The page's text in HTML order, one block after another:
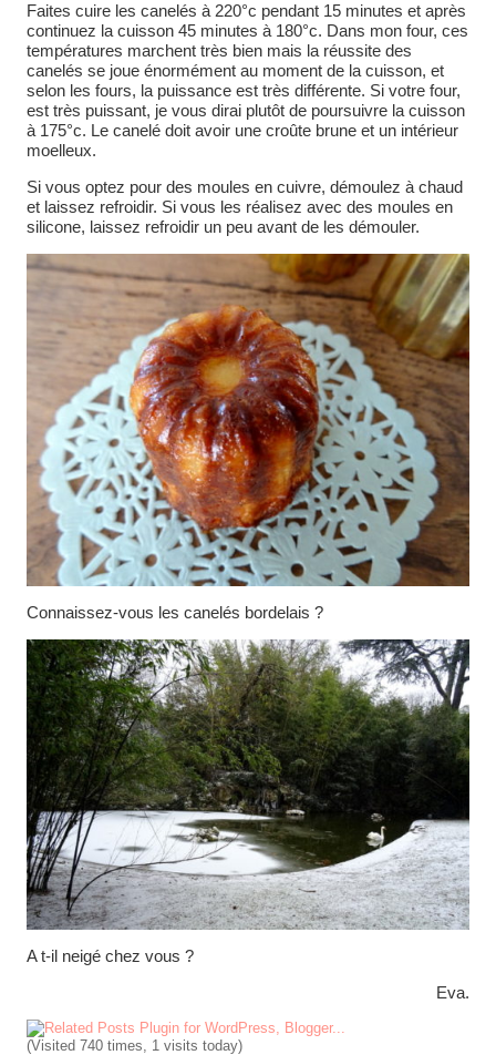
Faites cuire les canelés à 220°c pendant 15 minutes et après
continuez la cuisson 45 minutes à 180°c. Dans mon four, ces
températures marchent très bien mais la réussite des
canelés se joue énormément au moment de la cuisson, et
selon les fours, la puissance est très différente. Si votre four,
est très puissant, je vous dirai plutôt de poursuivre la cuisson
à 175°c. Le canelé doit avoir une croûte brune et un intérieur
moelleux.
Si vous optez pour des moules en cuivre, démoulez à chaud
et laissez refroidir. Si vous les réalisez avec des moules en
silicone, laissez refroidir un peu avant de les démouler.
Connaissez-vous les canelés bordelais ?
A t-il neigé chez vous ?
Eva.
(Visited 740 times, 1 visits today)